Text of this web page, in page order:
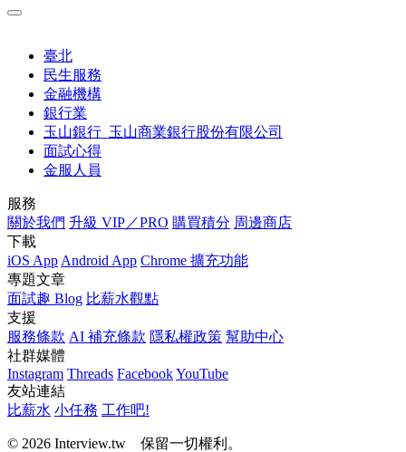
臺北
民生服務
金融機構
銀行業
玉山銀行_玉山商業銀行股份有限公司
面試心得
金服人員
服務
關於我們 升級 VIP／PRO 購買積分 周邊商店
下載
iOS App Android App Chrome 擴充功能
專題文章
面試趣 Blog 比薪水觀點
支援
服務條款 AI 補充條款 隱私權政策 幫助中心
社群媒體
Instagram Threads FacebookYouTube
友站連結
比薪水 小任務 工作吧!
© 2026 Interview.tw 保留一切權利。